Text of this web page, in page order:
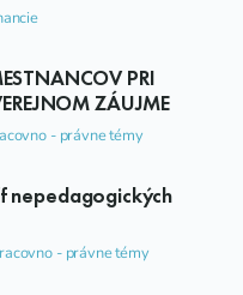
PRI
ZÁUJME
- právne témy
nepedagogických
- právne témy